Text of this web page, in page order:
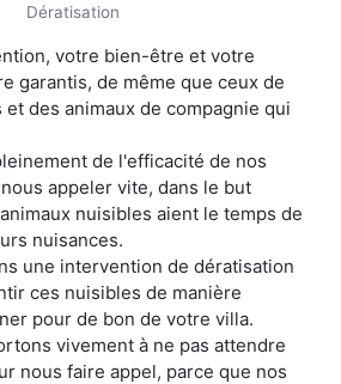
Dératisation
votre bien-être et votre
garantis, de même que ceux de
des animaux de compagnie qui
de l'efficacité de nos
appeler vite, dans le but
nuisibles aient le temps de
nuisances.
une intervention de dératisation
ces nuisibles de manière
pour de bon de votre villa.
vivement à ne pas attendre
nous faire appel, parce que nos